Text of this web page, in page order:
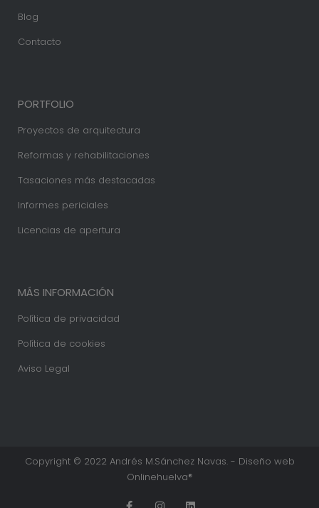
Blog
Contacto
PORTFOLIO
Proyectos de arquitectura
Reformas y rehabilitaciones
Tasaciones más destacadas
Informes periciales
Licencias de apertura
MÁS INFORMACIÓN
Política de privacidad
Política de cookies
Aviso Legal
Copyright © 2022 Andrés M.Sánchez Navas. - Diseño web
Onlinehuelva®